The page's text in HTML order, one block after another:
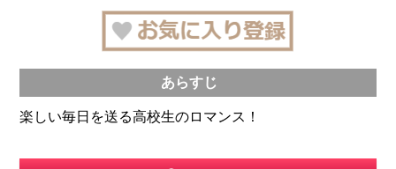
あらすじ
楽しい毎日を送る高校生のロマンス！